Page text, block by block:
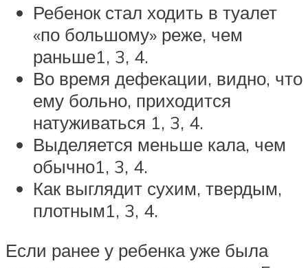
Ребенок стал ходить в туалет
«по большому» реже, чем
раньше1, 3, 4.
Во время дефекации, видно, что
ему больно, приходится
натуживаться 1, 3, 4.
Выделяется меньше кала, чем
обычно1, 3, 4.
Как выглядит сухим, твердым,
плотным1, 3, 4.
Если ранее у ребенка уже была